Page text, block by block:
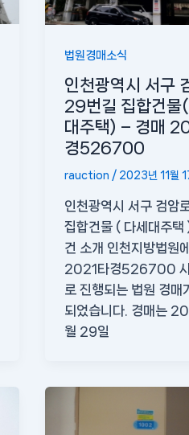
법원경매소식
인천광역시 서구
29번길 집합건물(
대주택) – 경매
경526700
rauction / 2023년 11월
인천광역시 서구 검암
집합건물 ( 다세대주택
건 소개 인천지방법원
2021타경526700
로 진행되는 법원 경매
되었습니다. 경매는
월 29일